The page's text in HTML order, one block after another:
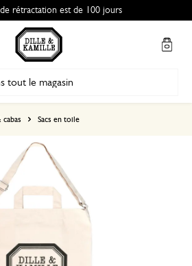
rétractation est de 100 jours
cabas Sacs en toile